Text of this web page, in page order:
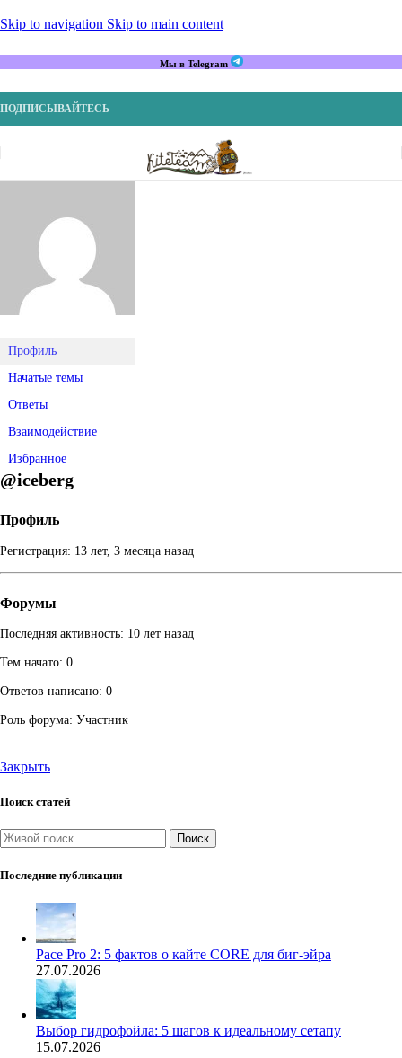
Skip to navigation Skip to main content
Мы в Telegram
ПОДПИСЫВАЙТЕСЬ
Профиль
Начатые темы
Ответы
Взаимодействие
Избранное
@iceberg
Профиль
Регистрация: 13 лет, 3 месяца назад
Форумы
Последняя активность: 10 лет назад
Тем начато: 0
Ответов написано: 0
Роль форума: Участник
Закрыть
Поиск статей
Поиск
Последние публикации
Pace Pro 2: 5 фактов о кайте CORE для биг-эйра
27.07.2026
Выбор гидрофойла: 5 шагов к идеальному сетапу
15.07.2026